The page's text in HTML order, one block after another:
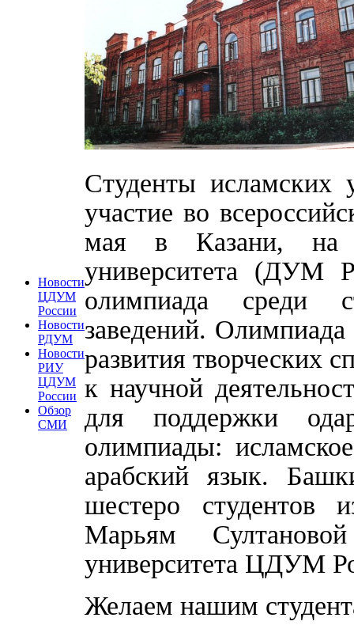
Новости
ЦДУМ
России
Новости
РДУМ
Новости
РИУ
ЦДУМ
России
Обзор
СМИ
Студенты
участие во
мая в Казани, на
университета (ДУМ
олимпиада среди
заведений.
развития творческих
к научной
для поддержки
олимпиады:
арабский язык.
шестеро студентов
Марьям
университета ЦДУМ
Желаем нашим